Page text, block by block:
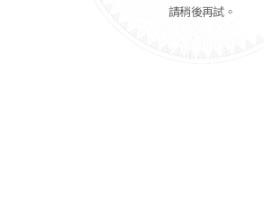
請稍後再試。